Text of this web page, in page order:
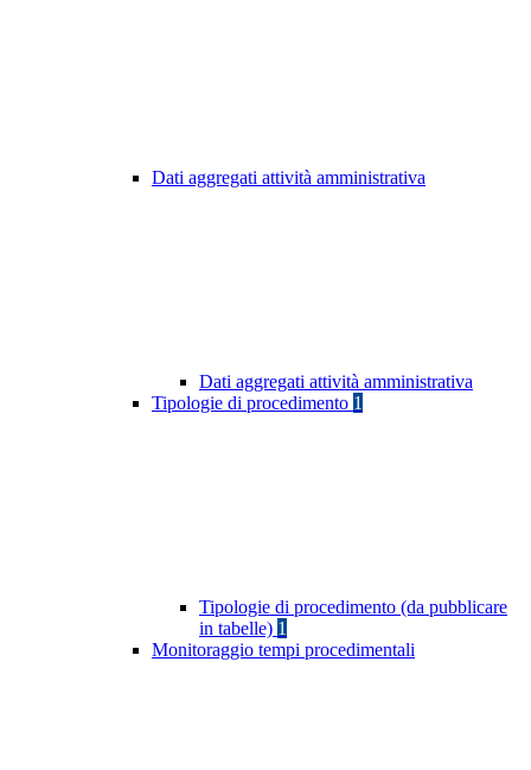
Dati aggregati attività amministrativa
Dati aggregati attività amministrativa
Tipologie di procedimento 1
Tipologie di procedimento (da pubblicare
in tabelle) 1
Monitoraggio tempi procedimentali